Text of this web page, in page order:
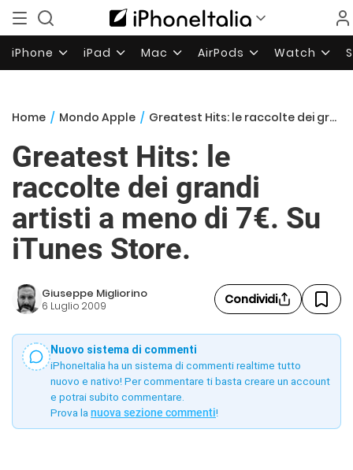
iPhone iPad Mac AirPods Watch
Home / Mondo Apple / Greatest Hits: le raccolte dei grandi artisti a meno di 7€. Su iTunes Store.
Greatest Hits: le
raccolte dei grandi
artisti a meno di 7€. Su
iTunes Store.
Giuseppe Migliorino
6 Luglio 2009 Condividi
Nuovo sistema di commenti
iPhoneItalia ha un sistema di commenti realtime tutto
nuovo e nativo! Per commentare ti basta creare un account
e potrai subito commentare.
Prova la nuova sezione commenti!